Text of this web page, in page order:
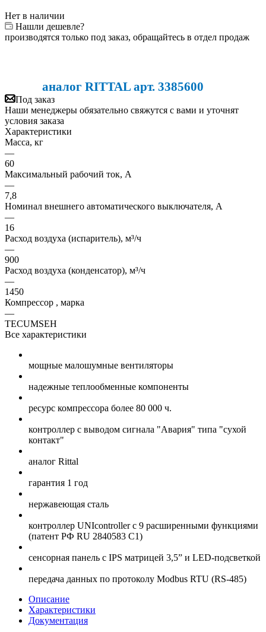
Нет в наличии
Нашли дешевле?
производятся только под заказ, обращайтесь в отдел продаж
аналог RITTAL арт. 3385600
Под заказ
Наши менеджеры обязательно свяжутся с вами и уточнят
условия заказа
Характеристики
Масса, кг
—
60
Максимальный рабочий ток, А
—
7,8
Номинал внешнего автоматического выключателя, А
—
16
Расход воздуха (испаритель), м³/ч
—
900
Расход воздуха (конденсатор), м³/ч
—
1450
Компрессор , марка
—
TECUMSEH
Все характеристики
мощные малошумные вентиляторы
надежные теплообменные компоненты
ресурс компрессора более 80 000 ч.
контроллер с выводом сигнала "Авария" типа "сухой
контакт"
аналог Rittal
гарантия 1 год
нержавеющая сталь
контроллер UNIcontroller c 9 расширенными функциями
(патент РФ RU 2840583 C1)
сенсорная панель с IPS матрицей 3,5” и LED-подсветкой
передача данных по протоколу Modbus RTU (RS-485)
Описание
Характеристики
Документация